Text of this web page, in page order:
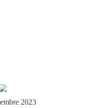
2023